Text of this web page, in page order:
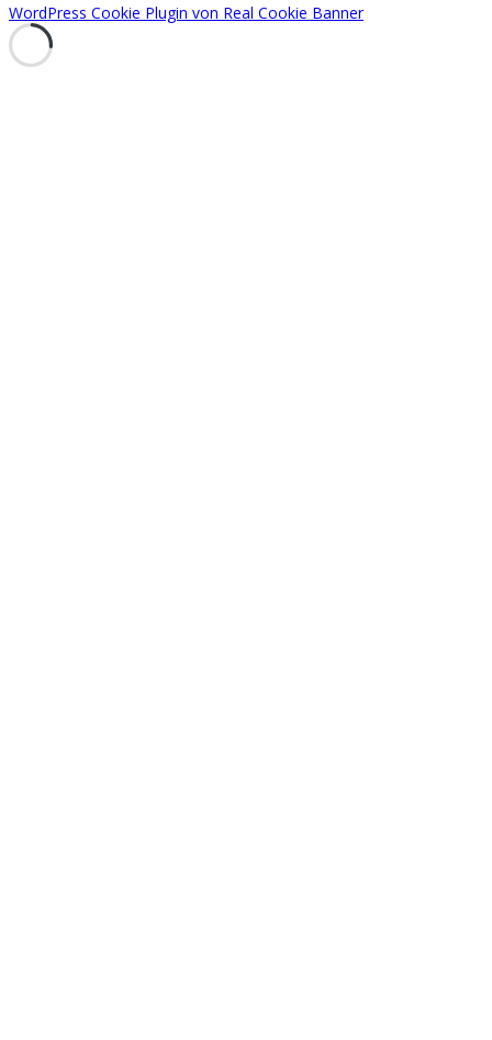
WordPress Cookie Plugin von Real Cookie Banner